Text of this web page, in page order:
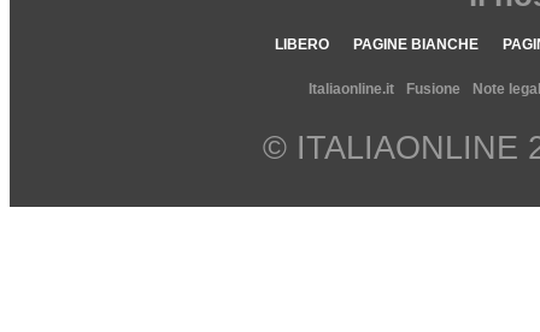
LIBERO PAGINE BIANCHE
Italiaonline.it Fusione Note
© ITALIAONLINE